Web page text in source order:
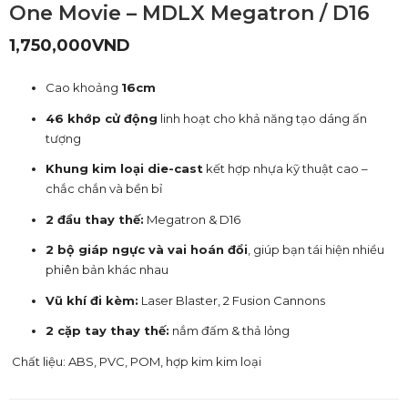
One Movie – MDLX Megatron / D16
1,750,000VND
Cao khoảng 16cm
46 khớp cử động linh hoạt cho khả năng tạo dáng ấn
tượng
Khung kim loại die-cast kết hợp nhựa kỹ thuật cao –
chắc chắn và bền bỉ
2 đầu thay thế: Megatron & D16
2 bộ giáp ngực và vai hoán đổi, giúp bạn tái hiện nhiều
phiên bản khác nhau
Vũ khí đi kèm: Laser Blaster, 2 Fusion Cannons
2 cặp tay thay thế: nắm đấm & thả lỏng
Chất liệu: ABS, PVC, POM, hợp kim kim loại